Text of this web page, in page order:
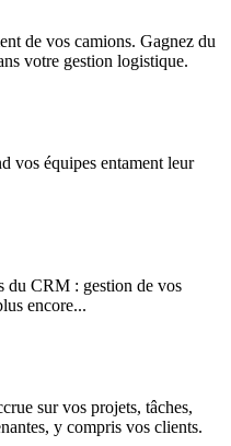
de vos camions. Gagnez du
votre gestion logistique.
vos équipes entament leur
du CRM : gestion de vos
encore...
sur vos projets, tâches,
y compris vos clients.